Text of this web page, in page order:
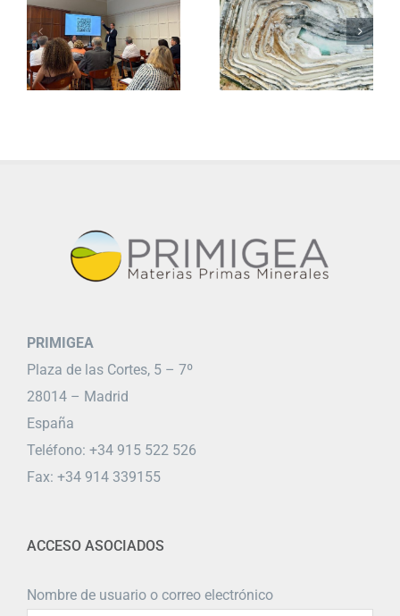
PRIMIGEA
Plaza de las Cortes, 5 – 7º
28014 – Madrid
España
Teléfono: +34 915 522 526
Fax: +34 914 339155
ACCESO ASOCIADOS
Nombre de usuario o correo electrónico